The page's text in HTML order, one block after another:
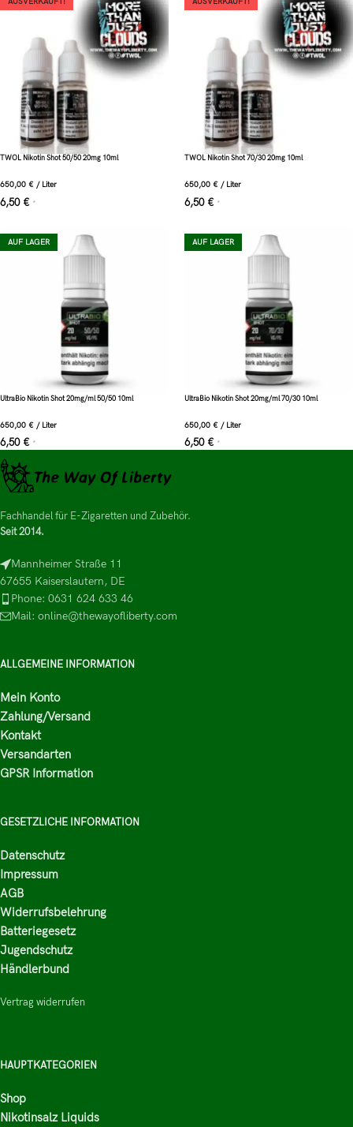
TWOL Nikotin Shot 50/50 20mg 10ml
650,00 € / Liter
6,50 € *
TWOL Nikotin Shot 70/30 20mg 10ml
650,00 € / Liter
6,50 € *
AUF LAGER
UltraBio Nikotin Shot 20mg/ml 50/50 10ml
650,00 € / Liter
6,50 € *
AUF LAGER
UltraBio Nikotin Shot 20mg/ml 70/30 10ml
650,00 € / Liter
6,50 € *
Fachhandel für E-Zigaretten und Zubehör.
Seit 2014.
Mannheimer Straße 11
67655 Kaiserslautern, DE
Phone: 0631 624 633 46
Mail: online@thewayofliberty.com
ALLGEMEINE INFORMATION
Mein Konto
Zahlung/Versand
Kontakt
Versandarten
GPSR Information
GESETZLICHE INFORMATION
Datenschutz
Impressum
AGB
Widerrufsbelehrung
Batteriegesetz
Jugendschutz
Händlerbund
Vertrag widerrufen
HAUPTKATEGORIEN
Shop
Nikotinsalz Liquids